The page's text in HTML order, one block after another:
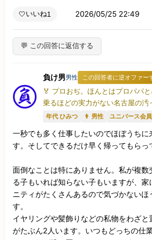
🤍いいね1 2026/05/25 22:49
💬 この回答に返信する
負け男男性 この回答者に逆オファー
🏅 プロおぢ。ほんとはプロパパ
乗るほどの実力がない名古屋の汚
年代 ひみつ 👨 男性 ユニバース会員
一秒でも多く仕事したいのでほぼうちに
す。そしてできるだけ早く帰ってもらっ
面倒なことは特にありません。私が複数
る子もいれば知らない子もいますが、家
ニティがたくさんあるので気づかないほ
す。
イヤリングや髪飾りなどの私物をわざ
がたぶん2人います。いつもどっちの仕